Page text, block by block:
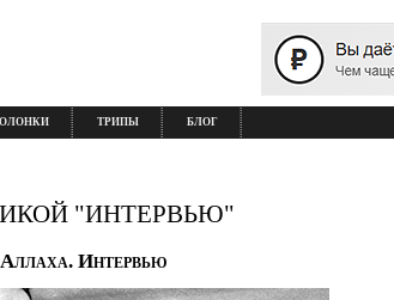
ТРИПЫ БЛОГ
"ИНТЕРВЬЮ"
Интервью